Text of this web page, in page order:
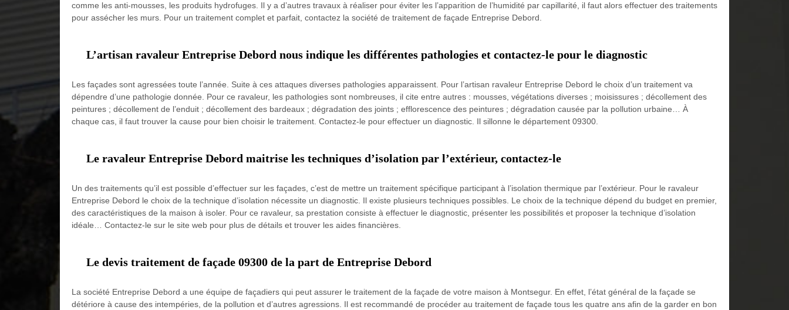
comme les anti-mousses, les produits hydrofuges. Il y a d’autres travaux à réaliser pour éviter les l’apparition de l’humidité par capillarité, il faut alors effectuer des traitements
pour assécher les murs. Pour un traitement complet et parfait, contactez la société de traitement de façade Entreprise Debord.
L’artisan ravaleur Entreprise Debord nous indique les différentes pathologies et contactez-le pour le diagnostic
Les façades sont agressées toute l’année. Suite à ces attaques diverses pathologies apparaissent. Pour l’artisan ravaleur Entreprise Debord le choix d’un traitement va
dépendre d’une pathologie donnée. Pour ce ravaleur, les pathologies sont nombreuses, il cite entre autres : mousses, végétations diverses ; moisissures ; décollement des
peintures ; décollement de l’enduit ; décollement des bardeaux ; dégradation des joints ; efflorescence des peintures ; dégradation causée par la pollution urbaine… À
chaque cas, il faut trouver la cause pour bien choisir le traitement. Contactez-le pour effectuer un diagnostic. Il sillonne le département 09300.
Le ravaleur Entreprise Debord maitrise les techniques d’isolation par l’extérieur, contactez-le
Un des traitements qu’il est possible d’effectuer sur les façades, c’est de mettre un traitement spécifique participant à l’isolation thermique par l’extérieur. Pour le ravaleur
Entreprise Debord le choix de la technique d’isolation nécessite un diagnostic. Il existe plusieurs techniques possibles. Le choix de la technique dépend du budget en premier,
des caractéristiques de la maison à isoler. Pour ce ravaleur, sa prestation consiste à effectuer le diagnostic, présenter les possibilités et proposer la technique d’isolation
idéale… Contactez-le sur le site web pour plus de détails et trouver les aides financières.
Le devis traitement de façade 09300 de la part de Entreprise Debord
La société Entreprise Debord a une équipe de façadiers qui peut assurer le traitement de la façade de votre maison à Montsegur. En effet, l’état général de la façade se
détériore à cause des intempéries, de la pollution et d’autres agressions. Il est recommandé de procéder au traitement de façade tous les quatre ans afin de la garder en bon